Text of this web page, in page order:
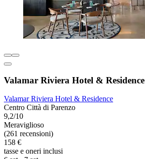
Valamar Riviera Hotel & Residence
Valamar Riviera Hotel & Residence
Centro Città di Parenzo
9,2/10
Meraviglioso
(261 recensioni)
158 €
tasse e oneri inclusi